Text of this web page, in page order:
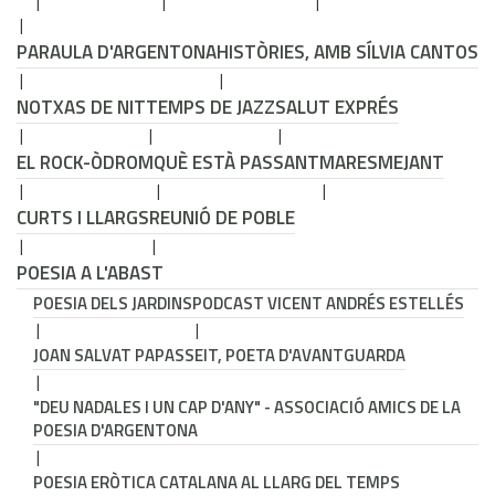
PARAULA D'ARGENTONAHISTÒRIES, AMB SÍLVIA CANTOS
NOTXAS DE NITTEMPS DE JAZZSALUT EXPRÉS
EL ROCK-ÒDROMQUÈ ESTÀ PASSANTMARESMEJANT
CURTS I LLARGSREUNIÓ DE POBLE
POESIA A L'ABAST
POESIA DELS JARDINSPODCAST VICENT ANDRÉS ESTELLÉS
JOAN SALVAT PAPASSEIT, POETA D'AVANTGUARDA
"DEU NADALES I UN CAP D'ANY" - ASSOCIACIÓ AMICS DE LA
POESIA D'ARGENTONA
POESIA ERÒTICA CATALANA AL LLARG DEL TEMPS